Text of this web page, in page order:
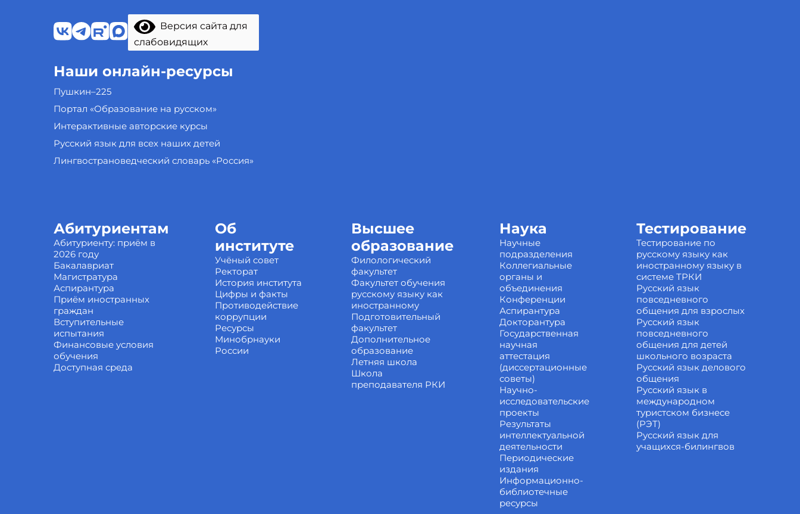
Версия сайта для
слабовидящих
Наши онлайн-ресурсы
Пушкин–225
Портал «Образование на русском»
Интерактивные авторские курсы
Русский язык для всех наших детей
Лингвострановедческий словарь «Россия»
Абитуриентам
Абитуриенту: приём в
2026 году
Бакалавриат
Магистратура
Аспирантура
Приём иностранных
граждан
Вступительные
испытания
Финансовые условия
обучения
Доступная среда
Об
институте
Учёный совет
Ректорат
История института
Цифры и факты
Противодействие
коррупции
Ресурсы
Минобрнауки
России
Высшее
образование
Филологический
факультет
Факультет обучения
русскому языку как
иностранному
Подготовительный
факультет
Дополнительное
образование
Летняя школа
Школа
преподавателя РКИ
Наука
Научные
подразделения
Коллегиальные
органы и
объединения
Конференции
Аспирантура
Докторантура
Государственная
научная
аттестация
(диссертационные
советы)
Научно-
исследовательские
проекты
Результаты
интеллектуальной
деятельности
Периодические
издания
Информационно-
библиотечные
ресурсы
Тестирование
Тестирование по
русскому языку как
иностранному языку в
системе ТРКИ
Русский язык
повседневного
общения для взрослых
Русский язык
повседневного
общения для детей
школьного возраста
Русский язык делового
общения
Русский язык в
международном
туристском бизнесе
(РЭТ)
Русский язык для
учащихся-билингвов